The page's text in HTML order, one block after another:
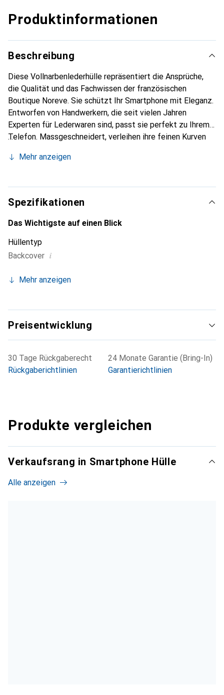
Produktinformationen
Beschreibung
Diese Vollnarbenlederhülle repräsentiert die Ansprüche,
die Qualität und das Fachwissen der französischen
Boutique Noreve. Sie schützt Ihr Smartphone mit Eleganz.
Entworfen von Handwerkern, die seit vielen Jahren
Experten für Lederwaren sind, passt sie perfekt zu Ihrem
Telefon. Massgeschneidert, verleihen ihre feinen Kurven
unverzichtbaren Accessoire für Ihr Smartphone.
die Marke Noreve eine sichere Wahl für eine
anspruchsvolle Klientel.
Mehr anzeigen
Spezifikationen
Das Wichtigste auf einen Blick
Hüllentyp
Backcover i
Mehr anzeigen
Preisentwicklung
30 Tage Rückgaberecht
Rückgaberichtlinien
24 Monate Garantie (Bring-In)
Garantierichtlinien
Produkte vergleichen
Verkaufsrang in Smartphone Hülle
Alle anzeigen